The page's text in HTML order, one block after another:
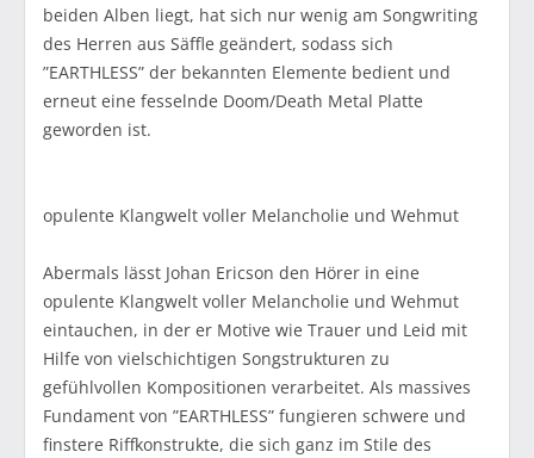
beiden Alben liegt, hat sich nur wenig am Songwriting
des Herren aus Säffle geändert, sodass sich
”EARTHLESS” der bekannten Elemente bedient und
erneut eine fesselnde Doom/Death Metal Platte
geworden ist.
opulente Klangwelt voller Melancholie und Wehmut
Abermals lässt Johan Ericson den Hörer in eine
opulente Klangwelt voller Melancholie und Wehmut
eintauchen, in der er Motive wie Trauer und Leid mit
Hilfe von vielschichtigen Songstrukturen zu
gefühlvollen Kompositionen verarbeitet. Als massives
Fundament von ”EARTHLESS” fungieren schwere und
finstere Riffkonstrukte, die sich ganz im Stile des